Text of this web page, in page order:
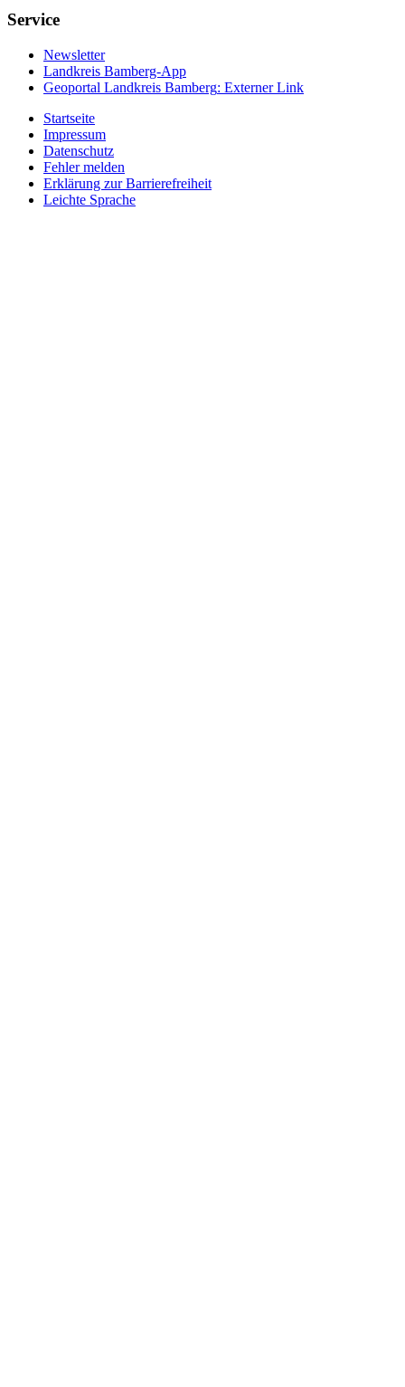
Service
Newsletter
Landkreis Bamberg-App
Geoportal Landkreis Bamberg: Externer Link
Startseite
Impressum
Datenschutz
Fehler melden
Erklärung zur Barrierefreiheit
Leichte Sprache